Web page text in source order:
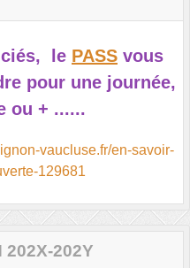
le PASS vous
pour une journée,
ou + ......
vaucluse.fr/en-savoir-
129681
202X-202Y